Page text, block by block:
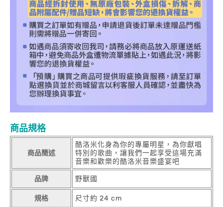
商品規格
商品簡述
酷洛米化身為你的專屬明星，為你獻唱
特別的歌曲，讓我們一起享受這場充滿
音樂和歡樂的酷洛米音樂盛宴吧
品牌 野獸國
規格 尺寸約 24 cm